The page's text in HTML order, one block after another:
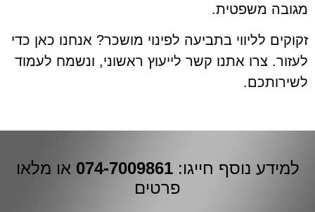
מגובה משפטית.
זקוקים לליווי בתביעה לפינוי מושכר? אנחנו כאן כדי
לעזור. צרו אתנו קשר לייעוץ ראשוני, ונשמח לעמוד
לשירותכם.
למידע נוסף חייגו:074-7009861 או מלאו
פרטים